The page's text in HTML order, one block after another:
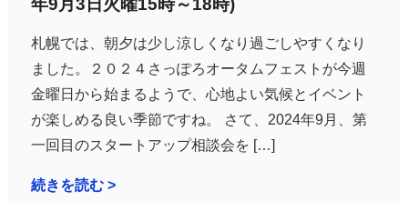
年9月3日火曜15時～18時)
札幌では、朝夕は少し涼しくなり過ごしやすくなり
ました。２０２４さっぽろオータムフェストが今週
金曜日から始まるようで、心地よい気候とイベント
が楽しめる良い季節ですね。 さて、2024年9月、第
一回目のスタートアップ相談会を […]
続きを読む >